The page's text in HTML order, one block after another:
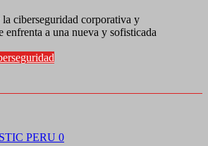
la ciberseguridad corporativa y
enfrenta a una nueva y sofisticada
PERU 0